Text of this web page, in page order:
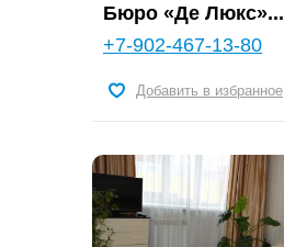
Бюро «Де Люкс»...
+7-902-467-13-80
Добавить в избранное